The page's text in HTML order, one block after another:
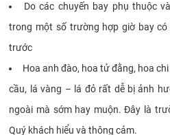
Do các chuyến bay phụ thuộc
trong một số trường hợp giờ bay
trước
Hoa anh đào, hoa tử đằng, hoa
cầu, lá vàng – lá đỏ rất dễ bị ảnh
ngoài mà sớm hay muộn. Đây là
Quý khách hiểu và thông cảm.